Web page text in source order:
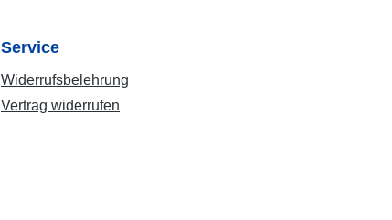
Service
Widerrufsbelehrung
Vertrag widerrufen